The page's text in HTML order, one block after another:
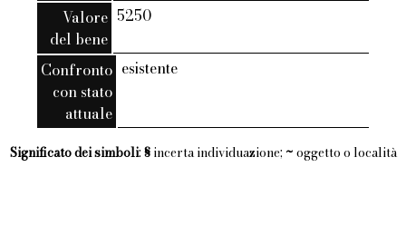
Valore
del bene
5250
Confronto
con stato
attuale
esistente
Significato dei simboli: §incerta individuazione; ~ oggetto o località